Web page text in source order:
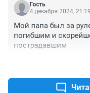
спиртного, но и
Гость
4 декабря 2024, 21:19
Мой папа был за
погибшим и
пострадавшим